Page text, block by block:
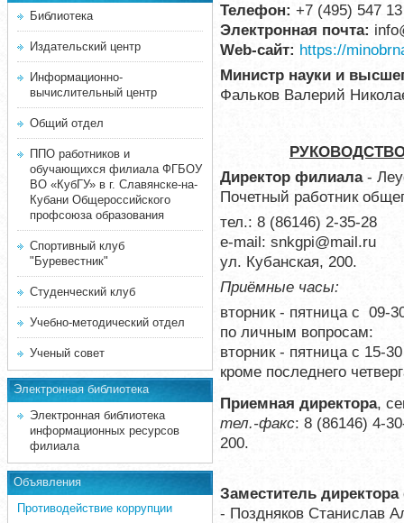
Библиотека
Издательский центр
Информационно-
вычислительный центр
Общий отдел
ППО работников и
обучающихся филиала ФГБОУ
ВО «КубГУ» в г. Славянске-на-
Кубани Общероссийского
профсоюза образования
Спортивный клуб
"Буревестник"
Студенческий клуб
Учебно-методический отдел
Ученый совет
Электронная библиотека
Электронная библиотека
информационных ресурсов
филиала
Объявления
Противодействие коррупции
Телефон: +7 (495) 547
Электронная почта:
Web-сайт: https://
Министр науки и
Фальков Валерий
Р
Директор филиала -
Почетный работник
тел.: 8 (86146) 2-35-28
е-mail: snkgpi@mail.ru
ул. Кубанская, 200.
Приёмные часы:
вторник - пятница с 09-
по личным вопросам:
вторник - пятница с 15-
кроме последнего
Приемная директора,
тел.-факс: 8 (86146) 4-
200.
Заместитель
- Поздняков Станислав